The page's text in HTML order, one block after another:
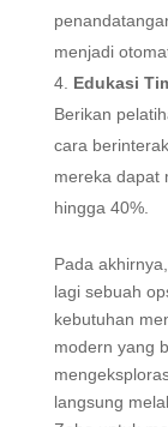
menjadi
Edukasi
Berikan
cara
mereka dapat
hingga 40%.
Pada
lagi sebuah
kebutuhan
modern yang
langsung